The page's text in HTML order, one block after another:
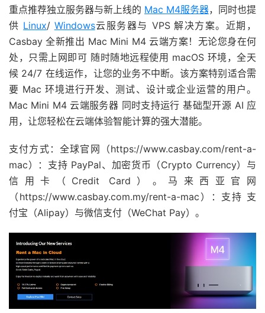
重点推荐独立服务器与新上线的 Mac M4服务器，同时也提
供 Linux/ Windows云服务器与 VPS 解决方案。近期，
Casbay 全新推出 Mac Mini M4 云端方案！无论您身在何
处，只需上网即可 随时随地远程使用 macOS 环境，全天
候 24/7 在线运作，让您的业务不中断。该方案特别适合需
要 Mac 环境进行开发、测试、设计或企业运营的用户。
Mac Mini M4 云端服务器 同时支持运行 基础型开源 AI 应
用，让您轻松在云端体验智能计算的强大潜能。
支付方式：全球官网（https://www.casbay.com/rent-a-
mac）：支持 PayPal、加密货币（Crypto Currency）与
信用卡（Credit Card）。马来西亚官网
（https://www.casbay.com.my/rent-a-mac）：支持 支
付宝（Alipay）与微信支付（WeChat Pay）。